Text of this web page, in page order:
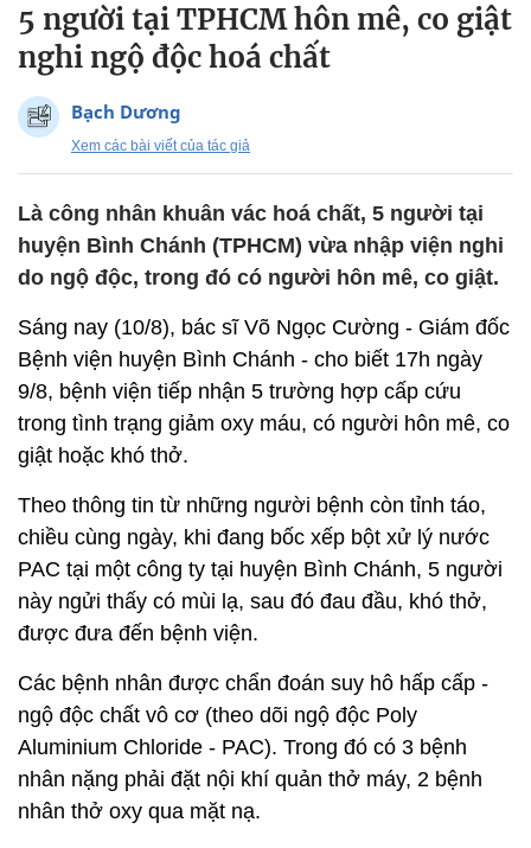
5 người tại TPHCM hôn mê, co giật
nghi ngộ độc hoá chất
Bạch Dương
Xem các bài viết của tác giả
Là công nhân khuân vác hoá chất, 5 người tại
huyện Bình Chánh (TPHCM) vừa nhập viện nghi
do ngộ độc, trong đó có người hôn mê, co giật.
Sáng nay (10/8), bác sĩ Võ Ngọc Cường - Giám đốc
Bệnh viện huyện Bình Chánh - cho biết 17h ngày
9/8, bệnh viện tiếp nhận 5 trường hợp cấp cứu
trong tình trạng giảm oxy máu, có người hôn mê, co
giật hoặc khó thở.
Theo thông tin từ những người bệnh còn tỉnh táo,
chiều cùng ngày, khi đang bốc xếp bột xử lý nước
PAC tại một công ty tại huyện Bình Chánh, 5 người
này ngửi thấy có mùi lạ, sau đó đau đầu, khó thở,
được đưa đến bệnh viện.
Các bệnh nhân được chẩn đoán suy hô hấp cấp -
ngộ độc chất vô cơ (theo dõi ngộ độc Poly
Aluminium Chloride - PAC). Trong đó có 3 bệnh
nhân nặng phải đặt nội khí quản thở máy, 2 bệnh
nhân thở oxy qua mặt nạ.